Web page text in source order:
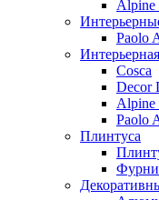
Alpine
Paolo
Cosca
Decor
Alpine
Paolo
Плинтуса